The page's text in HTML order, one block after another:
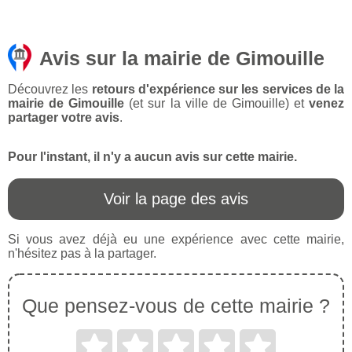
Avis sur la mairie de Gimouille
Découvrez les retours d'expérience sur les services de la
mairie de Gimouille (et sur la ville de Gimouille) etvenez
partager votre avis.
Pour l'instant, il n'y a aucun avis sur cette mairie.
Voir la page des avis
Si vous avez déjà eu une expérience avec cette mairie,
n'hésitez pas à la partager.
Que pensez-vous de cette mairie ?